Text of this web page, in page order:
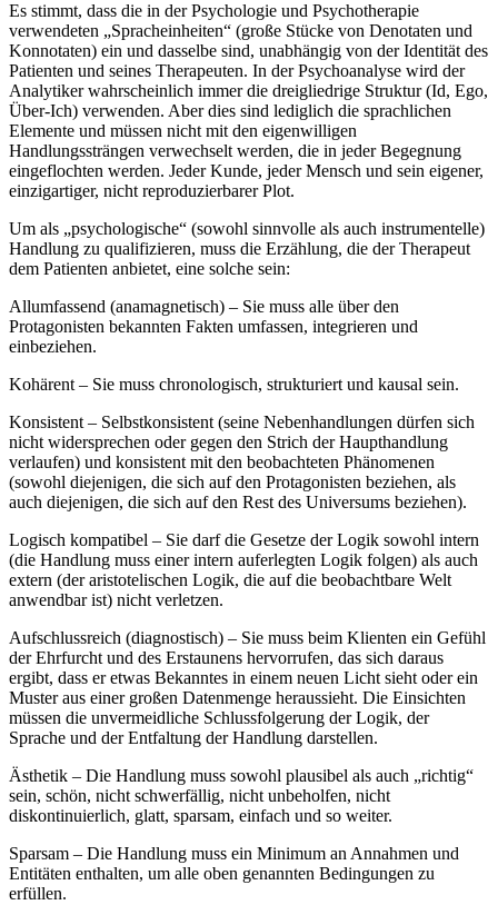
Es stimmt, dass die in der Psychologie und Psychotherapie
verwendeten „Spracheinheiten“ (große Stücke von Denotaten und
Konnotaten) ein und dasselbe sind, unabhängig von der Identität des
Patienten und seines Therapeuten. In der Psychoanalyse wird der
Analytiker wahrscheinlich immer die dreigliedrige Struktur (Id, Ego,
Über-Ich) verwenden. Aber dies sind lediglich die sprachlichen
Elemente und müssen nicht mit den eigenwilligen
Handlungssträngen verwechselt werden, die in jeder Begegnung
eingeflochten werden. Jeder Kunde, jeder Mensch und sein eigener,
einzigartiger, nicht reproduzierbarer Plot.
Um als „psychologische“ (sowohl sinnvolle als auch instrumentelle)
Handlung zu qualifizieren, muss die Erzählung, die der Therapeut
dem Patienten anbietet, eine solche sein:
Allumfassend (anamagnetisch) – Sie muss alle über den
Protagonisten bekannten Fakten umfassen, integrieren und
einbeziehen.
Kohärent – Sie muss chronologisch, strukturiert und kausal sein.
Konsistent – Selbstkonsistent (seine Nebenhandlungen dürfen sich
nicht widersprechen oder gegen den Strich der Haupthandlung
verlaufen) und konsistent mit den beobachteten Phänomenen
(sowohl diejenigen, die sich auf den Protagonisten beziehen, als
auch diejenigen, die sich auf den Rest des Universums beziehen).
Logisch kompatibel – Sie darf die Gesetze der Logik sowohl intern
(die Handlung muss einer intern auferlegten Logik folgen) als auch
extern (der aristotelischen Logik, die auf die beobachtbare Welt
anwendbar ist) nicht verletzen.
Aufschlussreich (diagnostisch) – Sie muss beim Klienten ein Gefühl
der Ehrfurcht und des Erstaunens hervorrufen, das sich daraus
ergibt, dass er etwas Bekanntes in einem neuen Licht sieht oder ein
Muster aus einer großen Datenmenge heraussieht. Die Einsichten
müssen die unvermeidliche Schlussfolgerung der Logik, der
Sprache und der Entfaltung der Handlung darstellen.
Ästhetik – Die Handlung muss sowohl plausibel als auch „richtig“
sein, schön, nicht schwerfällig, nicht unbeholfen, nicht
diskontinuierlich, glatt, sparsam, einfach und so weiter.
Sparsam – Die Handlung muss ein Minimum an Annahmen und
Entitäten enthalten, um alle oben genannten Bedingungen zu
erfüllen.